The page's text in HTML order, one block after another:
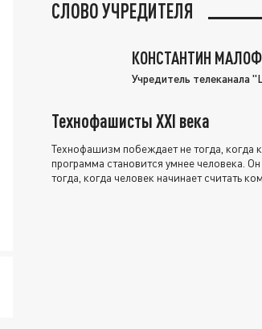
СЛОВО УЧРЕДИТЕЛЯ
КОНСТАНТИН
Учредитель телеканала
Технофашисты XXI века
Технофашизм побеждает не тогда, когда
программа становится умнее человека.
тогда, когда человек начинает считать